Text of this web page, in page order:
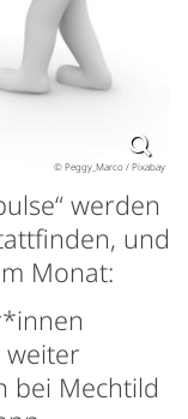
© Peggy_Marco / Pixabay
werden
und
Monat:
weiter
bei Mechtild